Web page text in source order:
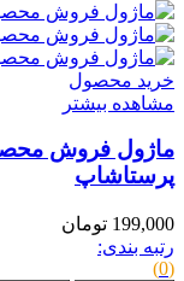
خرید محصول
مشاهده بیشتر
ماژول فروش
پرستاشاپ
199,000 تومان
رتبه بندی:
(0)